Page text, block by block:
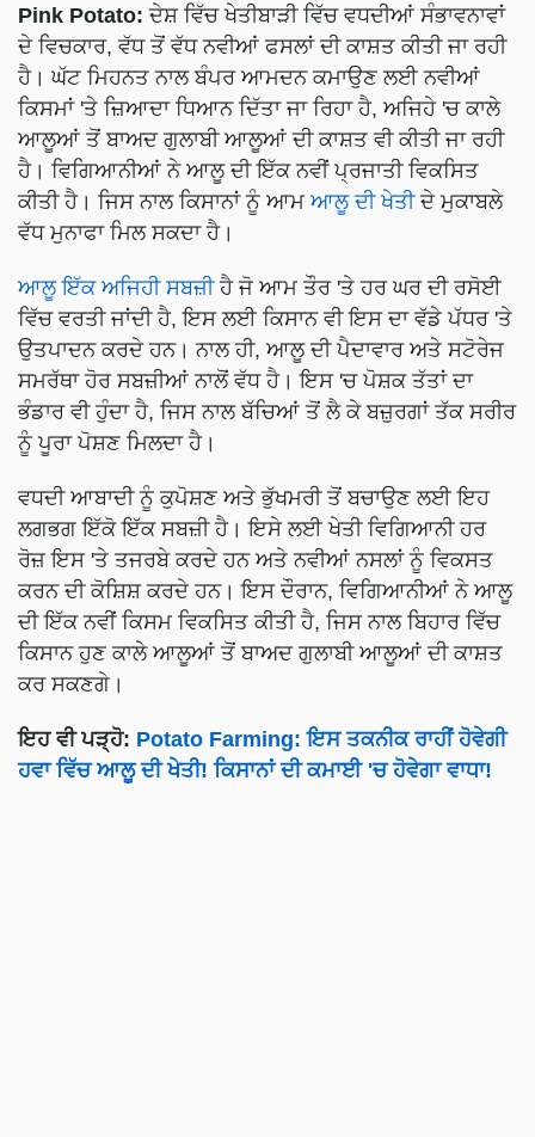
Pink Potato: ਦੇਸ਼ ਵਿੱਚ ਖੇਤੀਬਾੜੀ ਵਿੱਚ ਵਧਦੀਆਂ ਸੰਭਾਵਨਾਵਾਂ
ਦੇ ਵਿਚਕਾਰ, ਵੱਧ ਤੋਂ ਵੱਧ ਨਵੀਆਂ ਫਸਲਾਂ ਦੀ ਕਾਸ਼ਤ ਕੀਤੀ ਜਾ ਰਹੀ
ਹੈ। ਘੱਟ ਮਿਹਨਤ ਨਾਲ ਬੰਪਰ ਆਮਦਨ ਕਮਾਉਣ ਲਈ ਨਵੀਆਂ
ਕਿਸਮਾਂ 'ਤੇ ਜ਼ਿਆਦਾ ਧਿਆਨ ਦਿੱਤਾ ਜਾ ਰਿਹਾ ਹੈ, ਅਜਿਹੇ 'ਚ ਕਾਲੇ
ਆਲੂਆਂ ਤੋਂ ਬਾਅਦ ਗੁਲਾਬੀ ਆਲੂਆਂ ਦੀ ਕਾਸ਼ਤ ਵੀ ਕੀਤੀ ਜਾ ਰਹੀ
ਹੈ। ਵਿਗਿਆਨੀਆਂ ਨੇ ਆਲੂ ਦੀ ਇੱਕ ਨਵੀਂ ਪ੍ਰਜਾਤੀ ਵਿਕਸਿਤ
ਕੀਤੀ ਹੈ। ਜਿਸ ਨਾਲ ਕਿਸਾਨਾਂ ਨੂੰ ਆਮ ਆਲੂ ਦੀ ਖੇਤੀਦੇ ਮੁਕਾਬਲੇ
ਵੱਧ ਮੁਨਾਫਾ ਮਿਲ ਸਕਦਾ ਹੈ।
ਆਲੂ ਇੱਕ ਅਜਿਹੀ ਸਬਜ਼ੀਹੈ ਜੋ ਆਮ ਤੌਰ 'ਤੇ ਹਰ ਘਰ ਦੀ ਰਸੋਈ
ਵਿੱਚ ਵਰਤੀ ਜਾਂਦੀ ਹੈ, ਇਸ ਲਈ ਕਿਸਾਨ ਵੀ ਇਸ ਦਾ ਵੱਡੇ ਪੱਧਰ 'ਤੇ
ਉਤਪਾਦਨ ਕਰਦੇ ਹਨ। ਨਾਲ ਹੀ, ਆਲੂ ਦੀ ਪੈਦਾਵਾਰ ਅਤੇ ਸਟੋਰੇਜ
ਸਮਰੱਥਾ ਹੋਰ ਸਬਜ਼ੀਆਂ ਨਾਲੋਂ ਵੱਧ ਹੈ। ਇਸ 'ਚ ਪੋਸ਼ਕ ਤੱਤਾਂ ਦਾ
ਭੰਡਾਰ ਵੀ ਹੁੰਦਾ ਹੈ, ਜਿਸ ਨਾਲ ਬੱਚਿਆਂ ਤੋਂ ਲੈ ਕੇ ਬਜ਼ੁਰਗਾਂ ਤੱਕ ਸਰੀਰ
ਨੂੰ ਪੂਰਾ ਪੋਸ਼ਣ ਮਿਲਦਾ ਹੈ।
ਵਧਦੀ ਆਬਾਦੀ ਨੂੰ ਕੁਪੋਸ਼ਣ ਅਤੇ ਭੁੱਖਮਰੀ ਤੋਂ ਬਚਾਉਣ ਲਈ ਇਹ
ਲਗਭਗ ਇੱਕੋ ਇੱਕ ਸਬਜ਼ੀ ਹੈ। ਇਸੇ ਲਈ ਖੇਤੀ ਵਿਗਿਆਨੀ ਹਰ
ਰੋਜ਼ ਇਸ 'ਤੇ ਤਜਰਬੇ ਕਰਦੇ ਹਨ ਅਤੇ ਨਵੀਆਂ ਨਸਲਾਂ ਨੂੰ ਵਿਕਸਤ
ਕਰਨ ਦੀ ਕੋਸ਼ਿਸ਼ ਕਰਦੇ ਹਨ। ਇਸ ਦੌਰਾਨ, ਵਿਗਿਆਨੀਆਂ ਨੇ ਆਲੂ
ਦੀ ਇੱਕ ਨਵੀਂ ਕਿਸਮ ਵਿਕਸਿਤ ਕੀਤੀ ਹੈ, ਜਿਸ ਨਾਲ ਬਿਹਾਰ ਵਿੱਚ
ਕਿਸਾਨ ਹੁਣ ਕਾਲੇ ਆਲੂਆਂ ਤੋਂ ਬਾਅਦ ਗੁਲਾਬੀ ਆਲੂਆਂ ਦੀ ਕਾਸ਼ਤ
ਕਰ ਸਕਣਗੇ।
ਇਹ ਵੀ ਪੜ੍ਹੋ: Potato Farming: ਇਸ ਤਕਨੀਕ ਰਾਹੀਂ ਹੋਵੇਗੀ
ਹਵਾ ਵਿੱਚ ਆਲੂ ਦੀ ਖੇਤੀ! ਕਿਸਾਨਾਂ ਦੀ ਕਮਾਈ 'ਚ ਹੋਵੇਗਾ ਵਾਧਾ!